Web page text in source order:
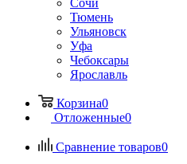
Сочи
Тюмень
Ульяновск
Уфа
Чебоксары
Ярославль
Корзина0
Отложенные0
Сравнение товаров0